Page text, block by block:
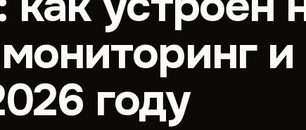
и
году